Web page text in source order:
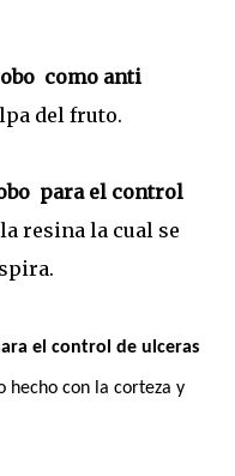
como anti
del fruto.
para el control
resina la cual se
el control de ulceras
hecho con la corteza y